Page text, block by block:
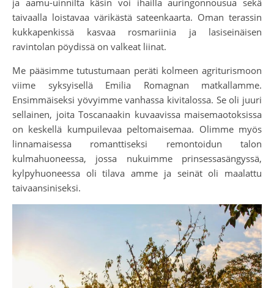
ja aamu-uinnilta käsin voi ihailla auringonnousua sekä
taivaalla loistavaa värikästä sateenkaarta. Oman terassin
kukkapenkissä kasvaa rosmariinia ja lasiseinäisen
ravintolan pöydissä on valkeat liinat.
Me pääsimme tutustumaan peräti kolmeen agriturismoon
viime syksyisellä Emilia Romagnan matkallamme.
Ensimmäiseksi yövyimme vanhassa kivitalossa. Se oli juuri
sellainen, joita Toscanaakin kuvaavissa maisemaotoksissa
on keskellä kumpuilevaa peltomaisemaa. Olimme myös
linnamaisessa romanttiseksi remontoidun talon
kulmahuoneessa, jossa nukuimme prinsessasängyssä,
kylpyhuoneessa oli tilava amme ja seinät oli maalattu
taivaansiniseksi.